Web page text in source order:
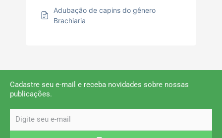
Adubação de capins do gênero
Brachiaria
Cadastre seu e-mail e receba novidades sobre nossas
publicações.